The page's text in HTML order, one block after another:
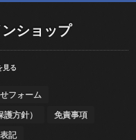
ショップ
見る
フォーム
方針） 免責事項
記